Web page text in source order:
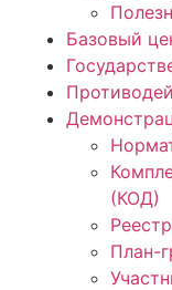
Базовый
(КОД)
План-